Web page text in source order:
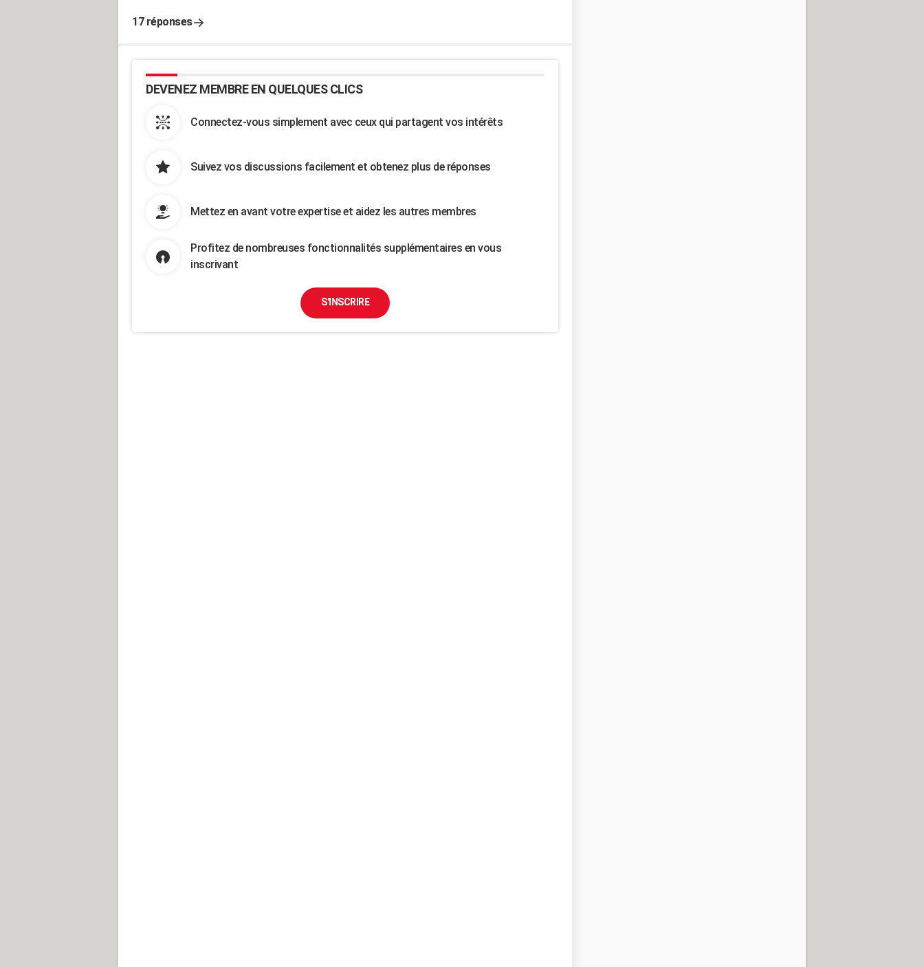
17 réponses
DEVENEZ MEMBRE EN QUELQUES CLICS
Connectez-vous simplement avec ceux qui partagent vos intérêts
Suivez vos discussions facilement et obtenez plus de réponses
Mettez en avant votre expertise et aidez les autres membres
Profitez de nombreuses fonctionnalités supplémentaires en vous
inscrivant
S'INSCRIRE